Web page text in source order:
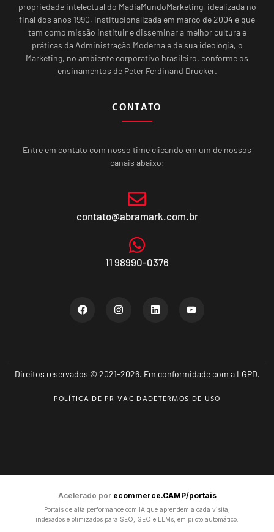
propriedade intelectual do MadiaMundoMarketing, idealizada no
final dos anos 1990, institucionalizada em março de 2004 e que
tem como missão instituir e disseminar a melhor cultura e
práticas da Administração Moderna e de sua ideologia, o
Marketing, no ambiente corporativo brasileiro, conforme os
ensinamentos de Peter Ferdinand Drucker.
CONTATO
Entre em contato com nosso time clicando em um de nossos
canais abaixo:
contato@abramark.com.br
11 98990-0376
Direitos reservados © 2021-2026. Em conformidade com a LGPD.
POLÍTICA DE PRIVACIDADETERMOS DE USO
Acelerado por ecommerce.CAMP/portais
Portais de alta performance com IA que aprendem a cada visita,
indexados e otimizados para SEO, GEO e LLMs, em piloto automático.